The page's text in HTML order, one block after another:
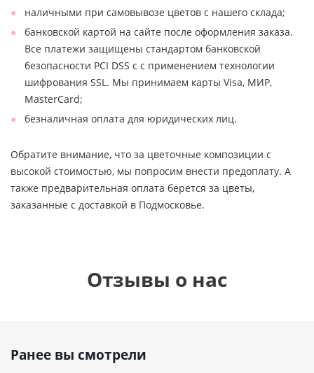
наличными при самовывозе цветов с нашего склада;
банковской картой на сайте после оформления заказа.
Все платежи защищены стандартом банковской
безопасности PCI DSS с с применением технологии
шифрования SSL. Мы принимаем карты Visa, МИР,
MasterCard;
безналичная оплата для юридических лиц.
Обратите внимание, что за цветочные композиции с
высокой стоимостью, мы попросим внести предоплату. А
также предварительная оплата берется за цветы,
заказанные с доставкой в Подмосковье.
Отзывы о нас
Ранее вы смотрели